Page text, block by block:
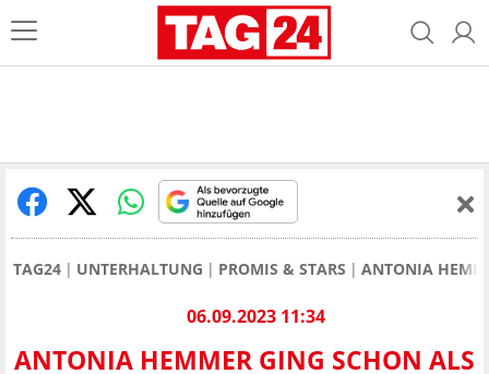
TAG24 UNTERHALTUNG PROMIS & STARS ANTONIA
06.09.2023 11:34
ANTONIA HEMMER GING SCHON ALS